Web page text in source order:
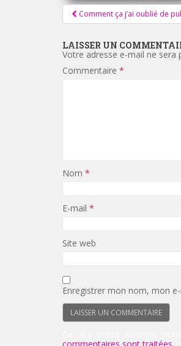
Pagination
d'article
Comment ça j’ai oublié de
LAISSER UN
Votre adresse e-mail ne sera
Commentaire *
Nom *
E-mail *
Site web
Enregistrer mon nom, mon